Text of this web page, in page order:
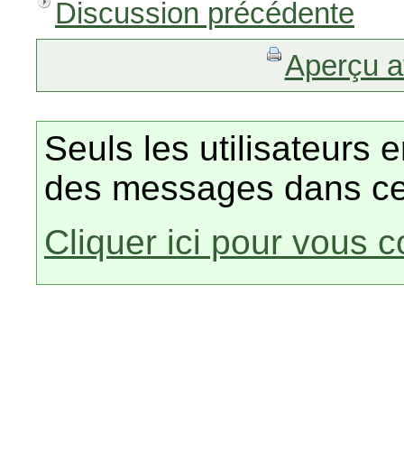
Discussion précédente
Aperçu
Seuls les utilisateurs
des messages dans
Cliquer ici pour vous